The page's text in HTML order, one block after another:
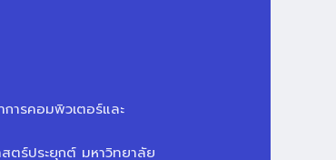
การคอมพิวเตอร์และ
ตร์ประยุกต์ มหาวิทยาลัย